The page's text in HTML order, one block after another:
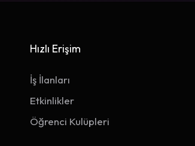
Hızlı Erişim
İş İlanları
Etkinlikler
Öğrenci Kulüpleri